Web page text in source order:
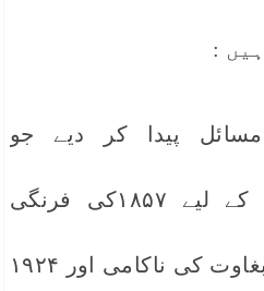
:
پیدا کر دیے جو
ہندوستانی مسلمانوں کے لیے ۱۸۵۷کی فرنگی
اقتدار کے خلاف عظیم بغاوت کی ناکامی اور ۱۹۲۴